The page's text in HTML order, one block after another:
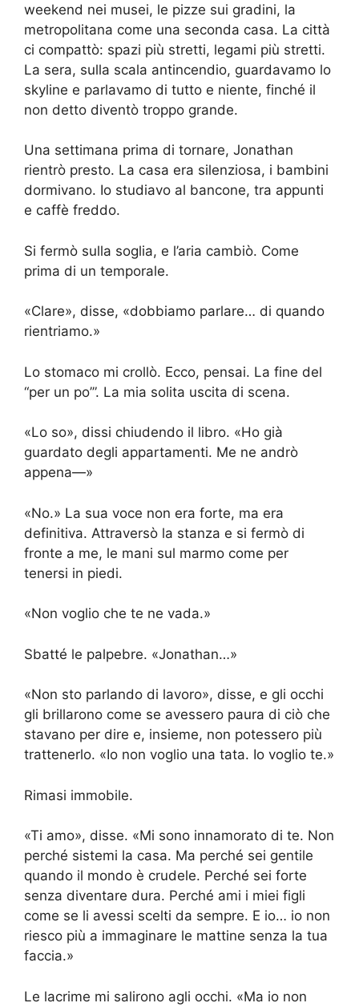
weekend nei musei, le pizze sui gradini, la
metropolitana come una seconda casa. La città
ci compattò: spazi più stretti, legami più stretti.
La sera, sulla scala antincendio, guardavamo lo
skyline e parlavamo di tutto e niente, finché il
non detto diventò troppo grande.
Una settimana prima di tornare, Jonathan
rientrò presto. La casa era silenziosa, i bambini
dormivano. Io studiavo al bancone, tra appunti
e caffè freddo.
Si fermò sulla soglia, e l’aria cambiò. Come
prima di un temporale.
«Clare», disse, «dobbiamo parlare… di quando
rientriamo.»
Lo stomaco mi crollò. Ecco, pensai. La fine del
“per un po’”. La mia solita uscita di scena.
«Lo so», dissi chiudendo il libro. «Ho già
guardato degli appartamenti. Me ne andrò
appena—»
«No.» La sua voce non era forte, ma era
definitiva. Attraversò la stanza e si fermò di
fronte a me, le mani sul marmo come per
tenersi in piedi.
«Non voglio che te ne vada.»
Sbatté le palpebre. «Jonathan…»
«Non sto parlando di lavoro», disse, e gli occhi
gli brillarono come se avessero paura di ciò che
stavano per dire e, insieme, non potessero più
trattenerlo. «Io non voglio una tata. Io voglio te.»
Rimasi immobile.
«Ti amo», disse. «Mi sono innamorato di te. Non
perché sistemi la casa. Ma perché sei gentile
quando il mondo è crudele. Perché sei forte
senza diventare dura. Perché ami i miei figli
come se li avessi scelti da sempre. E io… io non
riesco più a immaginare le mattine senza la tua
faccia.»
Le lacrime mi salirono agli occhi. «Ma io non